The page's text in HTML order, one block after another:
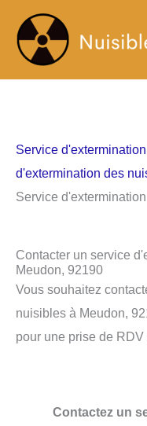
contenu
Service
d'extermination des
Service
Contacter un service
Meudon, 92190
Vous souhaitez
nuisibles à Meudon,
pour une prise de
Contactez un